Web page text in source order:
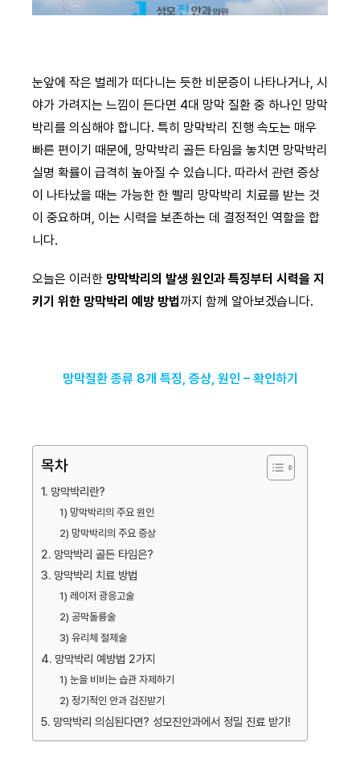
눈앞에 작은 벌레가 떠다니는 듯한 비문증이 나타나거나, 시
야가 가려지는 느낌이 든다면 4대 망막 질환 중 하나인 망막
박리를 의심해야 합니다. 특히 망막박리 진행 속도는 매우
빠른 편이기 때문에, 망막박리 골든 타임을 놓치면 망막박리
실명 확률이 급격히 높아질 수 있습니다. 따라서 관련 증상
이 나타났을 때는 가능한 한 빨리 망막박리 치료를 받는 것
이 중요하며, 이는 시력을 보존하는 데 결정적인 역할을 합
니다.
오늘은 이러한 망막박리의 발생 원인과 특징부터 시력을 지
키기 위한 망막박리 예방 방법까지 함께 알아보겠습니다.
망막질환 종류 8개 특징, 증상, 원인 – 확인하기
목차
1. 망막박리란?
1) 망막박리의 주요 원인
2) 망막박리의 주요 증상
2. 망막박리 골든 타임은?
3. 망막박리 치료 방법
1) 레이저 광응고술
2) 공막돌륭술
3) 유리체 절제술
4. 망막박리 예방법 2가지
1) 눈을 비비는 습관 자제하기
2) 정기적인 안과 검진받기
5. 망막박리 의심된다면? 성모진안과에서 정밀 진료 받기!